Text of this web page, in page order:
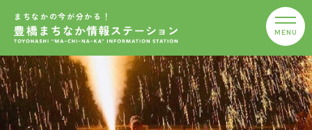
まちなかの今が分かる！